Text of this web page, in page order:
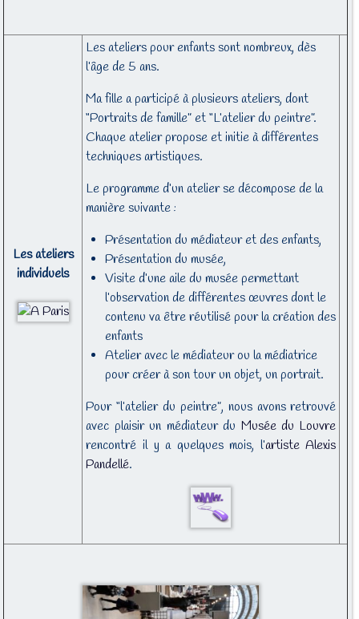
Les ateliers
individuels
Les ateliers pour enfants sont nombreux, dès
l’âge de 5 ans.
Ma fille a participé à plusieurs ateliers, dont
“Portraits de famille” et “L’atelier du peintre”.
Chaque atelier propose et initie à différentes
techniques artistiques.
Le programme d’un atelier se décompose de la
manière suivante :
Présentation du médiateur et des enfants,
Présentation du musée,
Visite d’une aile du musée permettant
l’observation de différentes œuvres dont le
contenu va être réutilisé pour la création des
enfants
Atelier avec le médiateur ou la médiatrice
pour créer à son tour un objet, un portrait.
Pour “l’atelier du peintre”, nous avons retrouvé
avec plaisir un médiateur du Musée du Louvre
rencontré il y a quelques mois, l’artiste Alexis
Pandellé.